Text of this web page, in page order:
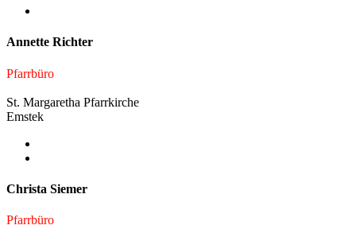
Annette Richter
Pfarrbüro
St. Margaretha Pfarrkirche
Emstek
Christa Siemer
Pfarrbüro